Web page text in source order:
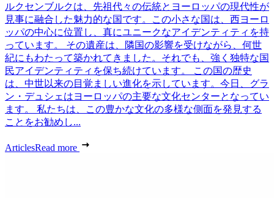
ルクセンブルクは、先祖代々の伝統とヨーロッパの現代性が
見事に融合した魅力的な国です。この小さな国は、西ヨーロ
ッパの中心に位置し、真にユニークなアイデンティティを持
っています。 その遺産は、隣国の影響を受けながら、何世
紀にもわたって築かれてきました。それでも、強く独特な国
民アイデンティティを保ち続けています。 この国の歴史
は、中世以来の目覚ましい進化を示しています。今日、グラ
ン・デュシェはヨーロッパの主要な文化センターとなってい
ます。 私たちは、この豊かな文化の多様な側面を発見する
ことをお勧めし...
ArticlesRead more